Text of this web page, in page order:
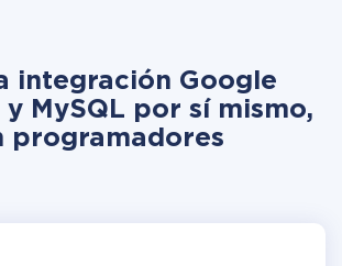
integración Google
y MySQL por sí mismo,
programadores